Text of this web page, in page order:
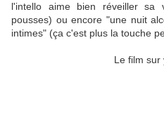
l'intello aime bien réveiller sa
pousses) ou encore "une nuit
intimes" (ça c'est plus la touche
Le film sur